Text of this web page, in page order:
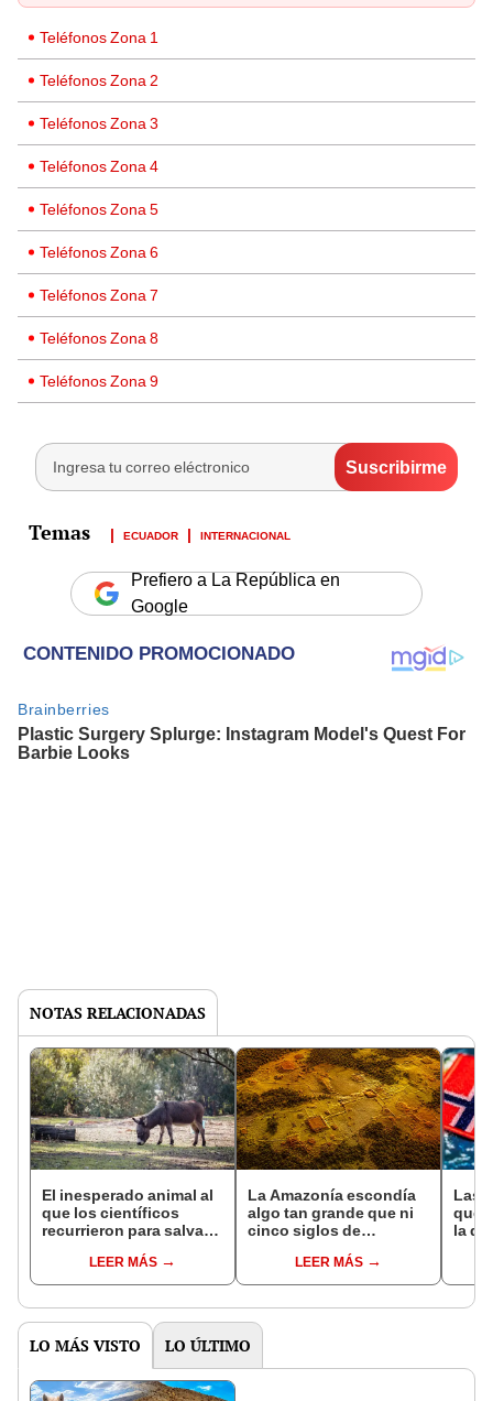
Teléfonos Zona 1
Teléfonos Zona 2
Teléfonos Zona 3
Teléfonos Zona 4
Teléfonos Zona 5
Teléfonos Zona 6
Teléfonos Zona 7
Teléfonos Zona 8
Teléfonos Zona 9
ECUADOR INTERNACIONAL
Prefiero a La República en
Google
NOTAS RELACIONADAS
El inesperado animal al
que los científicos
recurrieron para salvar
reintroducción de un
asno salvaje está
en un paisaje con más
LEER MÁS
La Amazonía escondía
algo tan grande que ni
cinco siglos de
encontrarlo: el hallazgo
podría cambiar todo lo
pasado
LEER MÁS
Las
que
la de
LO MÁS VISTO LO ÚLTIMO